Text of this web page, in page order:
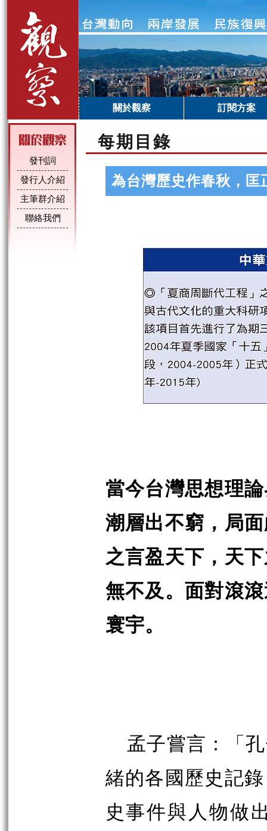
關於觀察 訂閱方案
發刊詞
發行人介紹
主筆群介紹
聯絡我們
每期目錄
為台灣歷史作春秋，匡
當今台灣思想理
潮層出不窮，局
之言盈天下，天
無不及。面對滾
寰宇。
孟子嘗言：「
緒的各國歷史記
史事件與人物做